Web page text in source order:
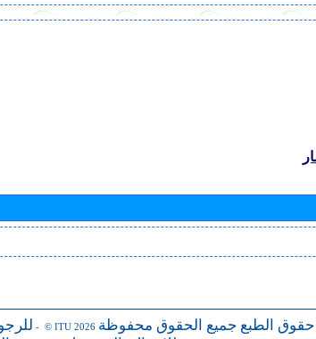
- © ITU 2026 حقوق الطبع جميع الحقوق محفوظة